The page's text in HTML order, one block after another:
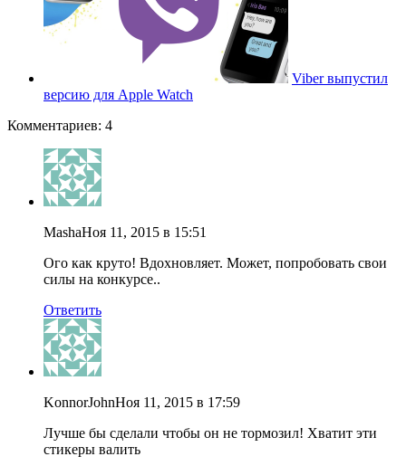
Viber выпустил
версию для Apple Watch
Комментариев: 4
MashaНоя 11, 2015 в 15:51
Ого как круто! Вдохновляет. Может, попробовать свои
силы на конкурсе..
Ответить
KonnorJohnНоя 11, 2015 в 17:59
Лучше бы сделали чтобы он не тормозил! Хватит эти
стикеры валить